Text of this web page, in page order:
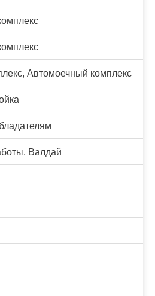
Автомоечный комплекс
Валдай